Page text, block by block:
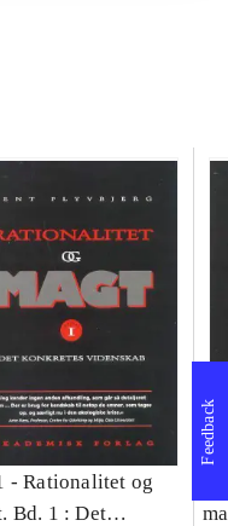
-Rationalitet og
Bd. 1 : Det
Feedback